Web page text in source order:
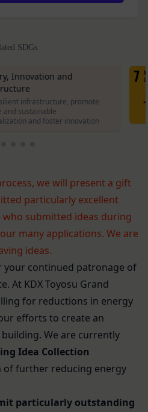
SDGs
Innovation and
infrastructure, promote
and sustainable
and foster innovation
we will present a gift
particularly excellent
submitted ideas during
many applications. We are
ideas.
your continued patronage of
At KDX Toyosu Grand
for reductions in energy
efforts to create an
We are currently
Idea Collection
of further reducing energy
particularly outstanding
て取得すると定めた情報
帯端末上で当社のサービス
、端末識別子およびIPアド
ります。また、当社は、お
名前、端末の種類、電話番
名、もしくはメールアドレ
帯端末上で当社のサービス
報を提供することを認めた
位置情報を取得することが
のブラウザや端末の設定に
きますが、無効にした場合
部が利用できなくなくなる
する情報
スを利用する際、直接当社
社のサービスを提供してい
を通じて提供した情報を、
とがあります。お客様のサ
利用者との交流に関する情
ます。
より取得する情報
とみなします。
認いただいた上、本サービ
員登録を申請し、当社がこ
、団体、個人をいいます。
従って、登録希望者が行う
いいます。
会員登録時に登録した当社
ス利用中に当社が必要と判
及びこれらの情報について
を行った場合の当該情報を
ービスの利用に関する権利
符号をいいます。
約に基づき、本サービスと